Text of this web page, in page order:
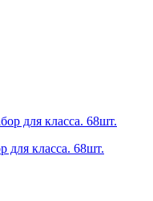
для класса. 68шт.